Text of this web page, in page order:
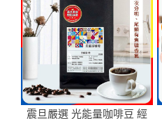
震旦嚴選 光能量咖啡豆 經